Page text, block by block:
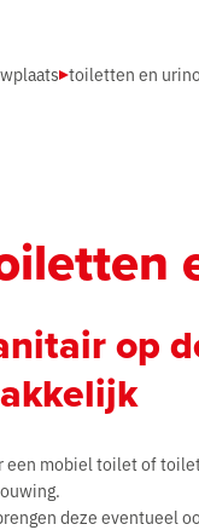
toiletten en
op
een mobiel toilet of
deze eventueel